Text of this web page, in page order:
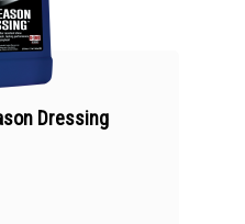
Dressing